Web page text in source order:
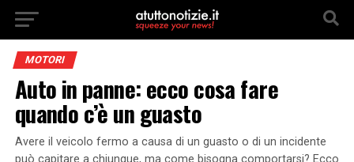
MOTORI
Auto in panne: ecco cosa fare
quando c’è un guasto
Avere il veicolo fermo a causa di un guasto o di un incidente
può capitare a chiunque, ma come bisogna comportarsi? Ecco